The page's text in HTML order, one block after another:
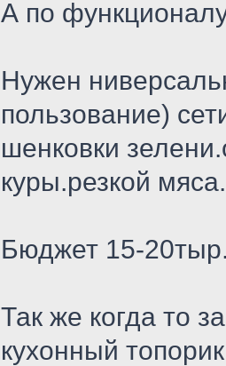
А по
Нужен
пользование)
шенковки
куры.резкой
Бюджет 15-
Так же когда то
кухонный